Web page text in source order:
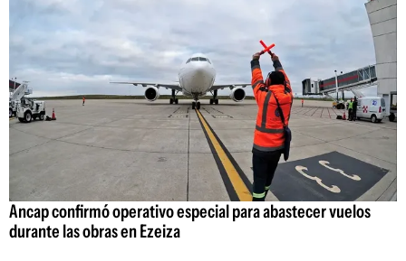
Ancap confirmó operativo especial para abastecer vuelos
durante las obras en Ezeiza